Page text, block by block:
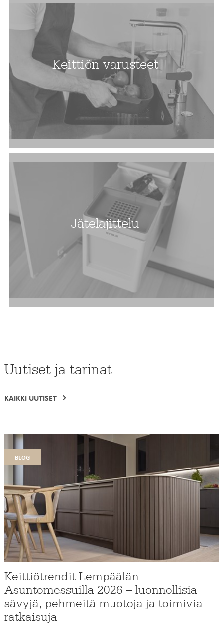
Keittiön varusteet
Jätelajittelu
Uutiset ja tarinat
KAIKKI UUTISET
blog
Keittiötrendit Lempäälän
Asuntomessuilla 2026 – luonnollisia
sävyjä, pehmeitä muotoja ja toimivia
ratkaisuja